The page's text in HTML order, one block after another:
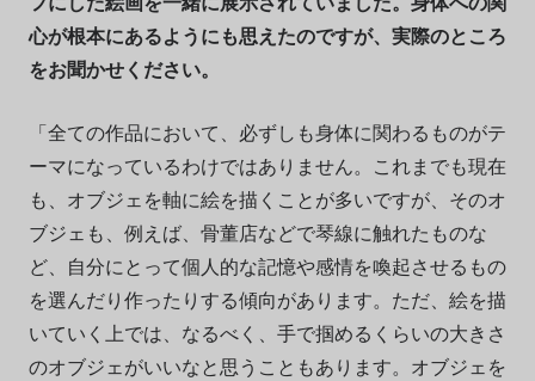
心が根本にあるようにも思えたのですが、実際のところ
をお聞かせください。
「全ての作品において、必ずしも身体に関わるものがテ
ーマになっているわけではありません。これまでも現在
も、オブジェを軸に絵を描くことが多いですが、そのオ
ブジェも、例えば、骨董店などで琴線に触れたものな
ど、自分にとって個人的な記憶や感情を喚起させるもの
を選んだり作ったりする傾向があります。ただ、絵を描
いていく上では、なるべく、手で掴めるくらいの大きさ
のオブジェがいいなと思うこともあります。オブジェを